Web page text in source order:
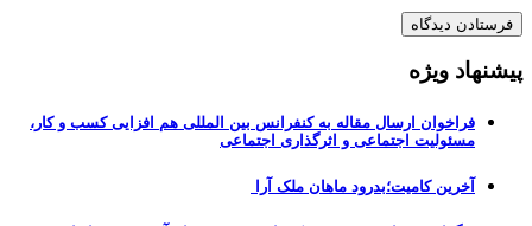
پیشنهاد ویژه
فراخوان ارسال مقاله به کنفرانس بین المللی هم افزایی کسب و کار،
مسئولیت اجتماعی و اثرگذاری اجتماعی
آخرین کامیت؛بدرود ماهان ملک آرا